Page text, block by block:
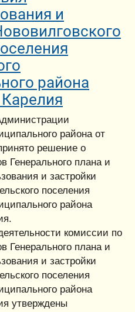
и
района
района от
решение о
Генерального плана и
и застройки
поселения
района
комиссии по
Генерального плана и
и застройки
поселения
района
утверждены